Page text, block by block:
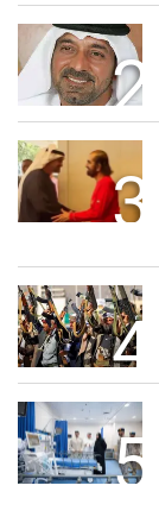
2
3
4
5